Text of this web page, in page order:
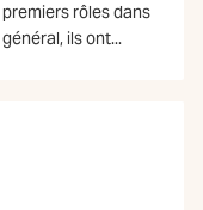
rôles dans
ils ont...